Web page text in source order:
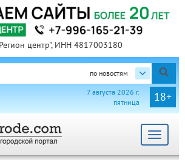
центр", ИНН 4817003180
по новостям
18+
7 августа 2026 г.
пятница
Toggle